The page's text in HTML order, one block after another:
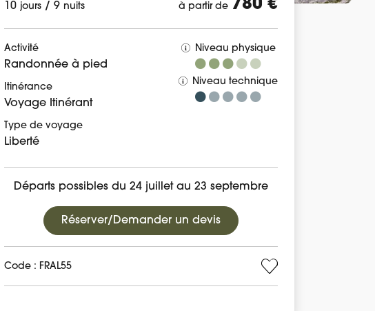
10 jours / 9 nuits à partir de 780 €
Activité
Randonnée à pied
Itinérance
Voyage Itinérant
Type de voyage
Liberté
Niveau physique
Niveau technique
Départs possibles du 24 juillet au 23 septembre
Réserver/Demander un devis
Code : FRAL55